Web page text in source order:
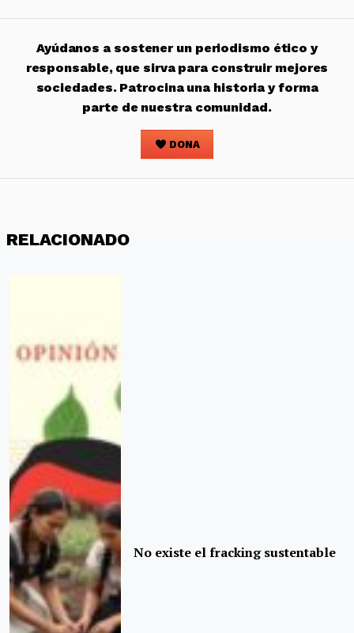
Ayúdanos a sostener un periodismo ético y
responsable, que sirva para construir mejores
sociedades. Patrocina una historia y forma
parte de nuestra comunidad.
DONA
RELACIONADO
No existe el fracking sustentable